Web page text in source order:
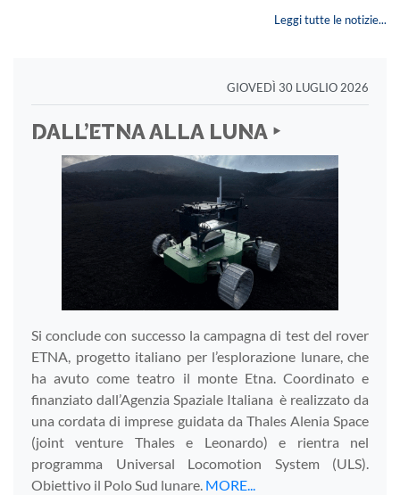
Leggi tutte le notizie...
GIOVEDÌ 30 LUGLIO 2026
DALL’ETNA ALLA LUNA ‣
Si conclude con successo la campagna di test del rover
ETNA, progetto italiano per l’esplorazione lunare, che
ha avuto come teatro il monte Etna. Coordinato e
finanziato dall’Agenzia Spaziale Italiana è realizzato da
una cordata di imprese guidata da Thales Alenia Space
(joint venture Thales e Leonardo) e rientra nel
programma Universal Locomotion System (ULS).
Obiettivo il Polo Sud lunare. MORE...